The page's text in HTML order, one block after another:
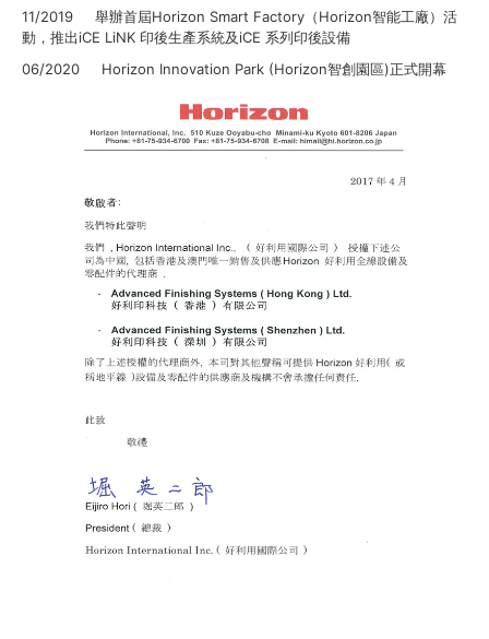
11/2019 舉辦首屆Horizon Smart Factory（Horizon智能工廠）活
動，推出iCE LiNK 印後生產系統及iCE 系列印後設備
06/2020 Horizon Innovation Park (Horizon智創園區)正式開幕